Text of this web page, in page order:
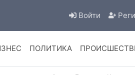
Войти
ПОЛИТИКА